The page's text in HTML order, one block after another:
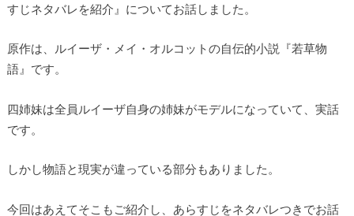
すじネタバレを紹介』についてお話しました。
原作は、ルイーザ・メイ・オルコットの自伝的小説『若草物
語』です。
四姉妹は全員ルイーザ自身の姉妹がモデルになっていて、実話
です。
しかし物語と現実が違っている部分もありました。
今回はあえてそこもご紹介し、あらすじをネタバレつきでお話